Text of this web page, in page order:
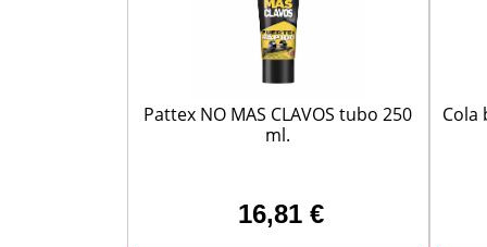
Pattex NO MAS CLAVOS tubo 250
ml.
16,81 €
Cola